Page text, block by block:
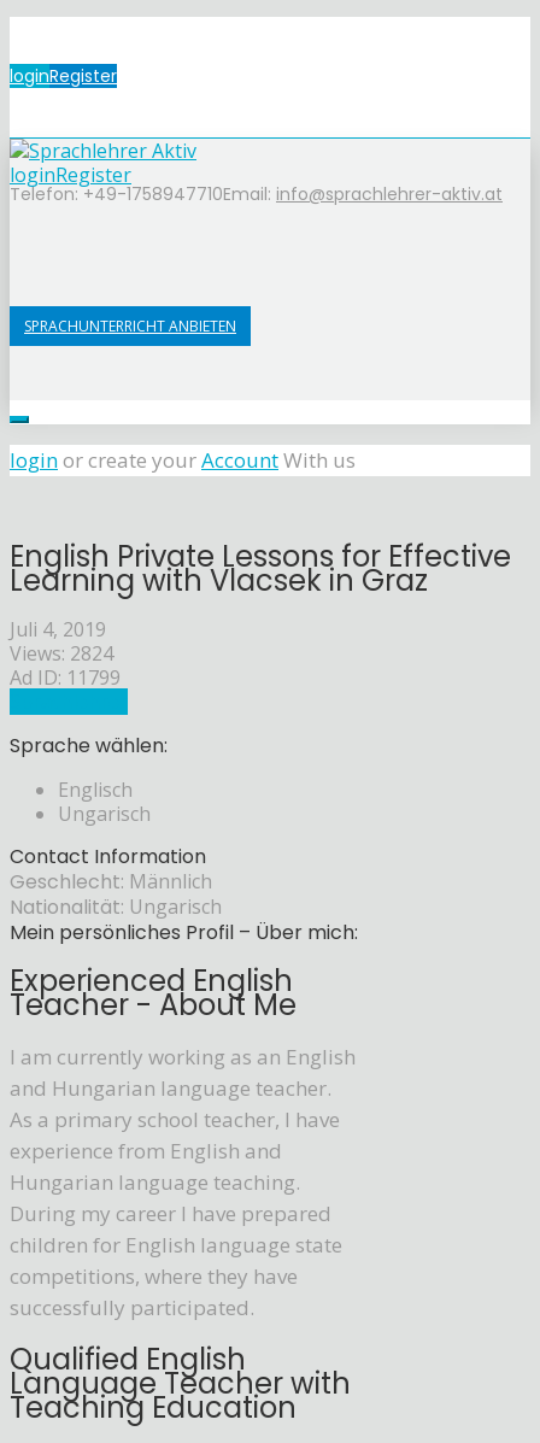
loginRegister
Telefon: +49-1758947710Email: info@sprachlehrer-aktiv.at
loginRegister
SPRACHUNTERRICHT ANBIETEN
loginor create yourAccountWith us
English Private Lessons for Effective
Learning with Vlacsek in Graz
Juli 4, 2019
Views: 2824
Ad ID: 11799
Sprache wählen:
Englisch
Ungarisch
Contact Information
Geschlecht: Männlich
Nationalität: Ungarisch
Mein persönliches Profil – Über mich:
Experienced English
Teacher - About Me
I am currently working as an English
and Hungarian language teacher.
As a primary school teacher, I have
experience from English and
Hungarian language teaching.
During my career I have prepared
children for English language state
competitions, where they have
successfully participated.
Qualified English
Language Teacher with
Teaching Education